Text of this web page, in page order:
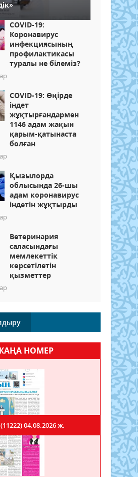
COVID-19:
Коронавирус
инфекциясының
профилактикасы
туралы не білеміз?
COVID-19: Өңірде
індет
жұқтырғандармен
1146 адам жақын
қарым-қатынаста
болған
Қызылорда
облысында 26-шы
адам коронавирус
індетін жұқтырды
Ветеринария
саласындағы
мемлекеттік
көрсетілетін
қызметтер
НОМЕР
04.08.2026 ж.